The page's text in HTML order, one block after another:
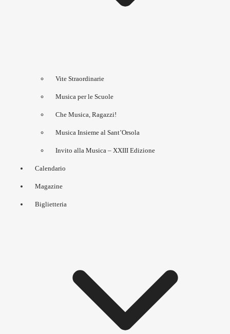
Vite Straordinarie
Musica per le Scuole
Che Musica, Ragazzi!
Musica Insieme al Sant’Orsola
Invito alla Musica – XXIII Edizione
Calendario
Magazine
Biglietteria